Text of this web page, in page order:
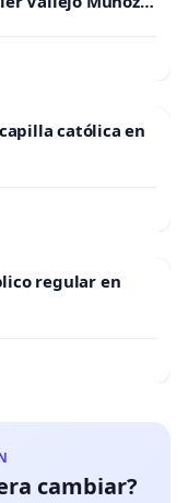
católica en
regular en
cambiar?